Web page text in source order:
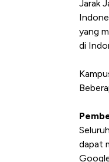
Jarak
yang
di
dapat